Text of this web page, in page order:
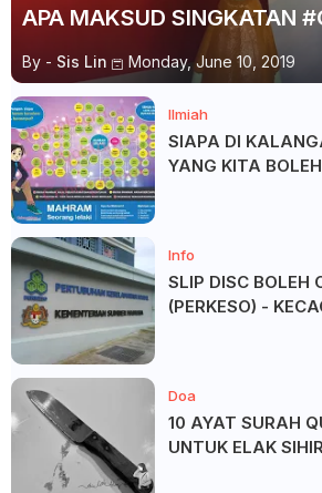
APA MAKSUD SINGKATAN
By - Sis Lin Monday, June 10, 2019
Ilmiah
SIAPA DI
YANG KITA
Info
SLIP DISC BOLEH
(PERKESO) -
Doa
10 AYAT SURAH
UNTUK ELAK SIHIR